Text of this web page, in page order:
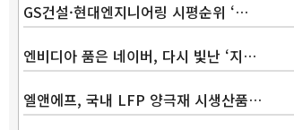
GS건설·현대엔지니어링 시평순위 ‘…
엔비디아 품은 네이버, 다시 빛난 ‘지…
엘앤에프, 국내 LFP 양극재 시생산품…